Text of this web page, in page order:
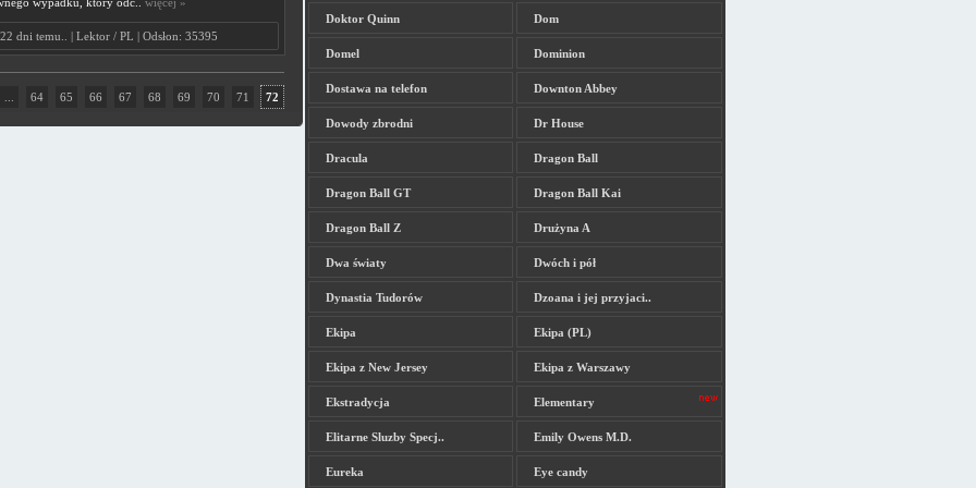
dni temu.. | Lektor / PL | Odsłon: 35395
64 65 66 67 68 69 70 71 72
Doktor Quinn Dom
Domel Dominion
Dostawa na telefon Downton Abbey
Dowody zbrodni Dr House
Dracula Dragon Ball
Dragon Ball GT Dragon Ball Kai
Dragon Ball Z Drużyna A
Dwa światy Dwóch i pół
Dynastia Tudorów Dzoana i jej przyjaci..
Ekipa Ekipa (PL)
Ekipa z New Jersey Ekipa z Warszawy
Ekstradycja Elementary
Elitarne Sluzby Specj.. Emily Owens M.D.
Eureka Eye candy